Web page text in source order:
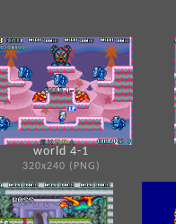
world 4-1
320x240 (PNG)